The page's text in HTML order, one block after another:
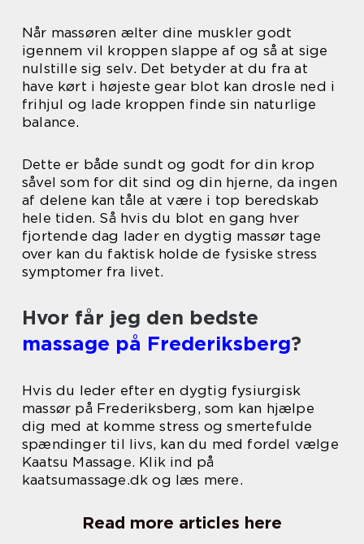
Når massøren ælter dine muskler godt
igennem vil kroppen slappe af og så at sige
nulstille sig selv. Det betyder at du fra at
have kørt i højeste gear blot kan drosle ned i
frihjul og lade kroppen finde sin naturlige
balance.
Dette er både sundt og godt for din krop
såvel som for dit sind og din hjerne, da ingen
af delene kan tåle at være i top beredskab
hele tiden. Så hvis du blot en gang hver
fjortende dag lader en dygtig massør tage
over kan du faktisk holde de fysiske stress
symptomer fra livet.
Hvor får jeg den bedste
massage på Frederiksberg?
Hvis du leder efter en dygtig fysiurgisk
massør på Frederiksberg, som kan hjælpe
dig med at komme stress og smertefulde
spændinger til livs, kan du med fordel vælge
Kaatsu Massage. Klik ind på
kaatsumassage.dk og læs mere.
Read more articles here